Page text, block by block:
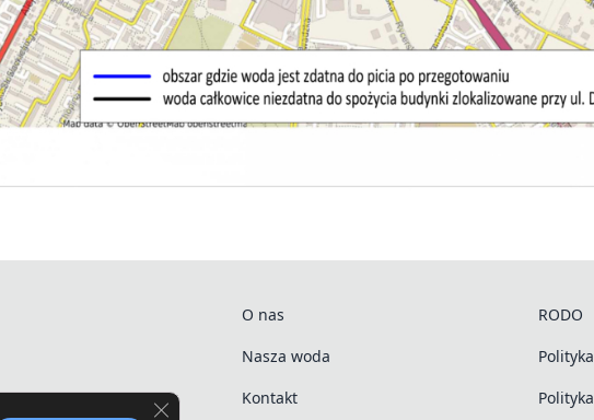
O nas
Nasza woda
Kontakt
RODO
Zamknij panel powiadomień o ciasteczkach RODO